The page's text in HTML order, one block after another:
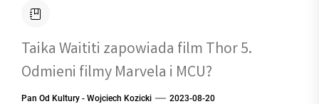
Taika Waititi zapowiada film Thor 5.
Odmieni filmy Marvela i MCU?
Pan Od Kultury - Wojciech Kozicki 2023-08-20